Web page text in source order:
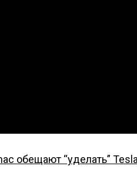
обещают “уделать” Tesla